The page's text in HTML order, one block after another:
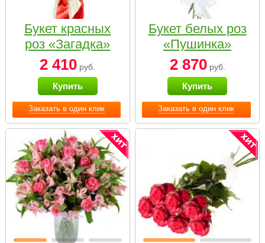
Заказать в один клик
Букет красных
роз «Загадка»
2 410 руб.
Купить
Заказать в один клик
Букет белых роз
«Пушинка»
2 870руб.
Купить